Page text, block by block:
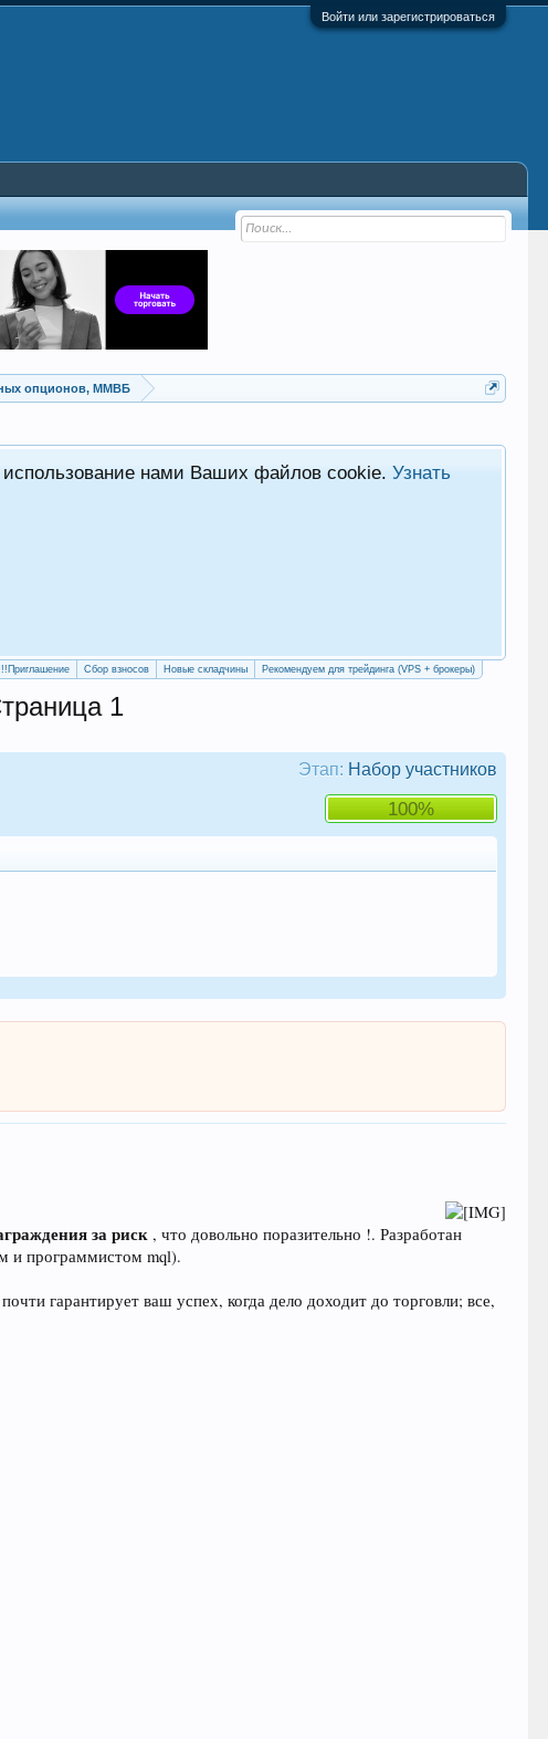
Войти или зарегистрироваться
опционов, ММВБ
использование нами Ваших файлов cookie.Узнать
Сбор взносов Новые складчины Рекомендуем для трейдинга (VPS + брокеры)
1
Этап: Набор участников
100%
за риск , что довольно поразительно !. Разработан
и программистом mql).
гарантирует ваш успех, когда дело доходит до торговли; все,